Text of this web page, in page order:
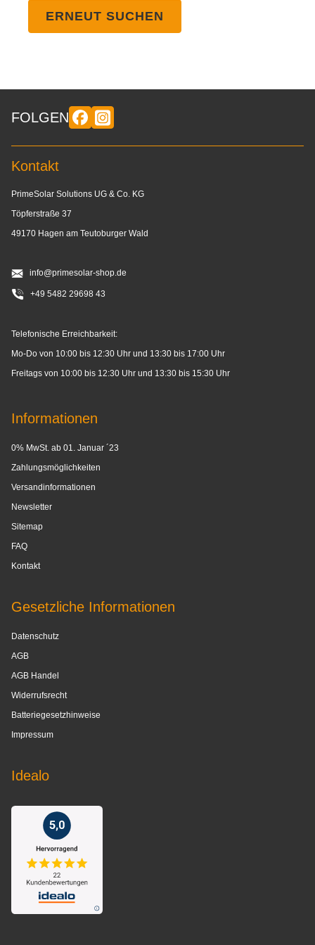
ERNEUT SUCHEN
FOLGEN
Kontakt
PrimeSolar Solutions UG & Co. KG
Töpferstraße 37
49170 Hagen am Teutoburger Wald
info@primesolar-shop.de
+49 5482 29698 43
Telefonische Erreichbarkeit:
Mo-Do von 10:00 bis 12:30 Uhr und 13:30 bis 17:00 Uhr
Freitags von 10:00 bis 12:30 Uhr und 13:30 bis 15:30 Uhr
Informationen
0% MwSt. ab 01. Januar ´23
Zahlungsmöglichkeiten
Versandinformationen
Newsletter
Sitemap
FAQ
Kontakt
Gesetzliche Informationen
Datenschutz
AGB
AGB Handel
Widerrufsrecht
Batteriegesetzhinweise
Impressum
Idealo